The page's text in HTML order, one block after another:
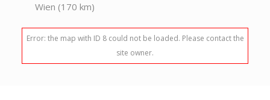
Wien (170 km)
Error: the map with ID 8 could not be loaded. Please contact the
site owner.